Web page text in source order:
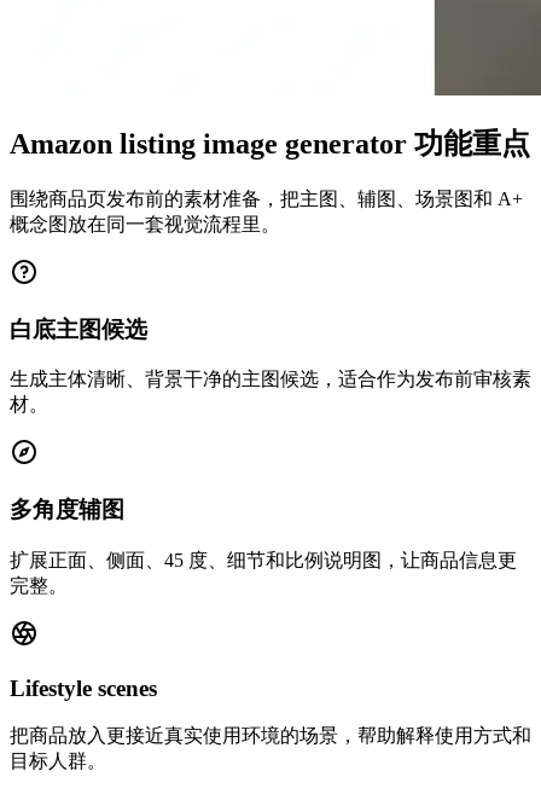
Amazon listing image generator 功能重点
围绕商品页发布前的素材准备，把主图、辅图、场景图和 A+
概念图放在同一套视觉流程里。
白底主图候选
生成主体清晰、背景干净的主图候选，适合作为发布前审核素
材。
多角度辅图
扩展正面、侧面、45 度、细节和比例说明图，让商品信息更
完整。
Lifestyle scenes
把商品放入更接近真实使用环境的场景，帮助解释使用方式和
目标人群。